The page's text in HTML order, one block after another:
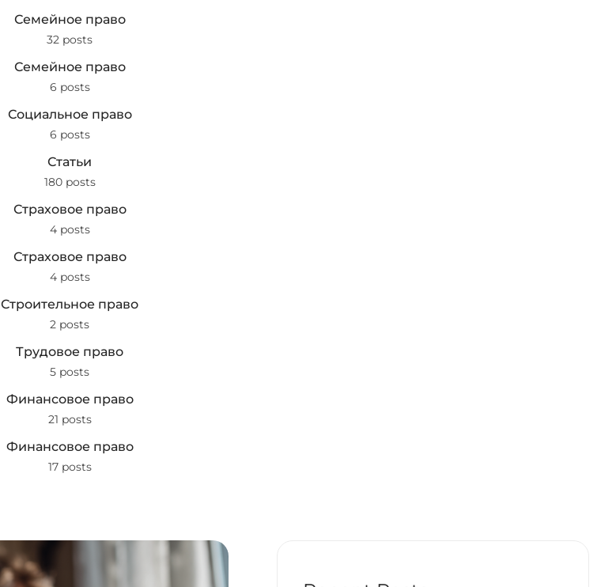
Семейное право
32 posts
Семейное право
6 posts
Социальное право
6 posts
Статьи
180 posts
Страховое право
4 posts
Страховое право
4 posts
Строительное право
2 posts
Трудовое право
5 posts
Финансовое право
21 posts
Финансовое право
17 posts